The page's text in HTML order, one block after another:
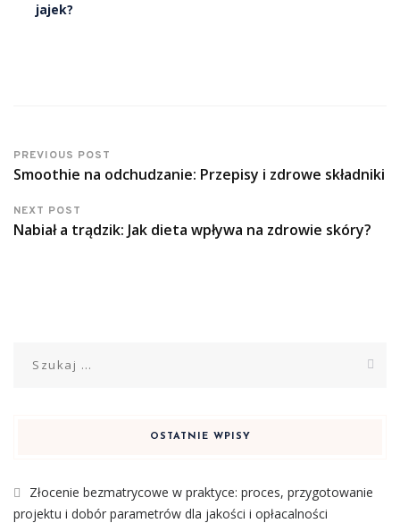
jajek?
PREVIOUS POST
Smoothie na odchudzanie: Przepisy i zdrowe składniki
NEXT POST
Nabiał a trądzik: Jak dieta wpływa na zdrowie skóry?
OSTATNIE WPISY
Złocenie bezmatrycowe w praktyce: proces, przygotowanie
projektu i dobór parametrów dla jakości i opłacalności